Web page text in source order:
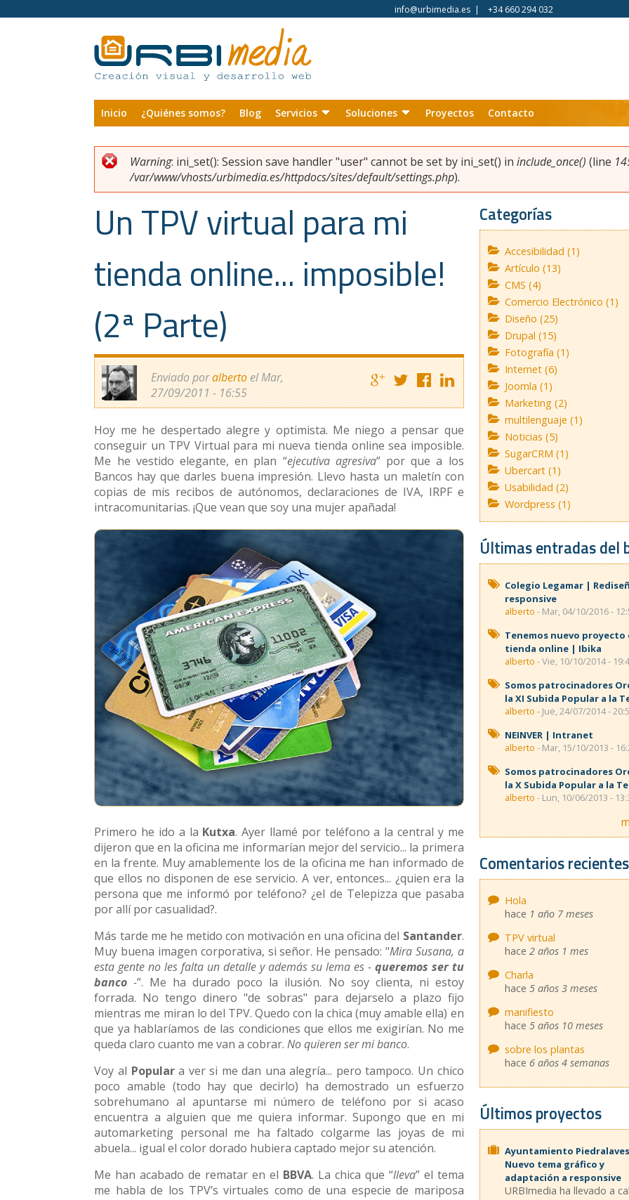
Pasar al contenido principal
Inicio ¿Quiénes somos? Blog Servicios Soluciones Proyectos Contacto
info@urbimedia.es | +34 660 294 032
Usted está aquí
Mensaje de error
Warning: ini_set(): Session save handler "user" cannot be set by ini_set() ininclude_once() (line
/var/www/vhosts/urbimedia.es/httpdocs/sites/default/settings.php).
Un TPV virtual para mi
tienda online... imposible!
(2ª Parte)
Enviado poralberto el Mar,
27/09/2011 - 16:55
Hoy me he despertado alegre y optimista. Me niego a pensar que
conseguir un TPV Virtual para mi nueva tienda online sea imposible.
Me he vestido elegante, en plan “ejecutiva agresiva” por que a los
Bancos hay que darles buena impresión. Llevo hasta un maletín con
copias de mis recibos de autónomos, declaraciones de IVA, IRPF e
intracomunitarias. ¡Que vean que soy una mujer apañada!
Primero he ido a la Kutxa. Ayer llamé por teléfono a la central y me
dijeron que en la oficina me informarían mejor del servicio... la primera
en la frente. Muy amablemente los de la oficina me han informado de
que ellos no disponen de ese servicio. A ver, entonces... ¿quien era la
persona que me informó por teléfono? ¿el de Telepizza que pasaba
por allí por casualidad?.
Más tarde me he metido con motivación en una oficina del Santander.
Muy buena imagen corporativa, si señor. He pensado: "Mira Susana, a
esta gente no les falta un detalle y además su lema es - queremos ser tu
banco -”. Me ha durado poco la ilusión. No soy clienta, ni estoy
forrada. No tengo dinero "de sobras" para dejarselo a plazo fijo
mientras me miran lo del TPV. Quedo con la chica (muy amable ella) en
que ya hablaríamos de las condiciones que ellos me exigirían. No me
queda claro cuanto me van a cobrar.No quieren ser mi banco.
Voy al Populara ver si me dan una alegría... pero tampoco. Un chico
poco amable (todo hay que decirlo) ha demostrado un esfuerzo
sobrehumano al apuntarse mi número de teléfono por si acaso
encuentra a alguien que me quiera informar. Supongo que en mi
automarketing personal me ha faltado colgarme las joyas de mi
abuela... igual el color dorado hubiera captado mejor su atención.
Me han acabado de rematar en el BBVA. La chica que “lleva” el tema
me habla de los TPV’s virtuales como de una especie de mariposa
Categorías
Accesibilidad (1)
Artículo (13)
CMS (4)
Comercio Electrónico (1)
Diseño (25)
Drupal (15)
Fotografía (1)
Internet (6)
Joomla (1)
Marketing (2)
multilenguaje (1)
Noticias (5)
SugarCRM (1)
Ubercart (1)
Usabilidad (2)
Wordpress (1)
Últimas entradas del
Colegio Legamar |
responsive
alberto - Mar, 04/10/2016 -
Tenemos nuevo proyecto
tienda online | Ibika
alberto - Vie, 10/10/2014 -
Somos patrocinadores
la XI Subida Popular a la
alberto - Jue, 24/07/2014 -
NEINVER | Intranet
alberto - Mar, 15/10/2013 -
Somos patrocinadores
la X Subida Popular a la
alberto - Lun, 10/06/2013 -
Comentarios recientes
Hola
hace 1 año 7 meses
TPV virtual
hace2 años 1 mes
Charla
hace5 años 3 meses
manifiesto
hace5 años 10 meses
sobre los plantas
hace 6 años 4 semanas
Últimos proyectos
Ayuntamiento
Nuevo tema gráfico y
adaptación a responsive
URBImedia ha llevado a